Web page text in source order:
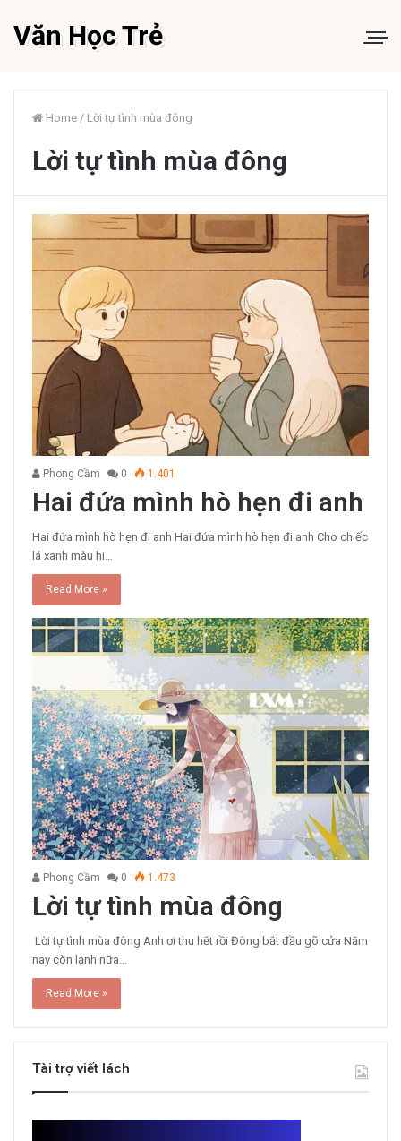
Văn Học Trẻ
Home / Lời tự tình mùa đông
Lời tự tình mùa đông
Phong Cầm 0 1.401
Hai đứa mình hò hẹn đi anh
Hai đứa mình hò hẹn đi anh Hai đứa mình hò hẹn đi anh Cho chiếc
lá xanh màu hi…
Read More »
Phong Cầm 0 1.473
Lời tự tình mùa đông
Lời tự tình mùa đông Anh ơi thu hết rồi Đông bắt đầu gõ cửa Năm
nay còn lạnh nữa…
Read More »
Tài trợ viết lách